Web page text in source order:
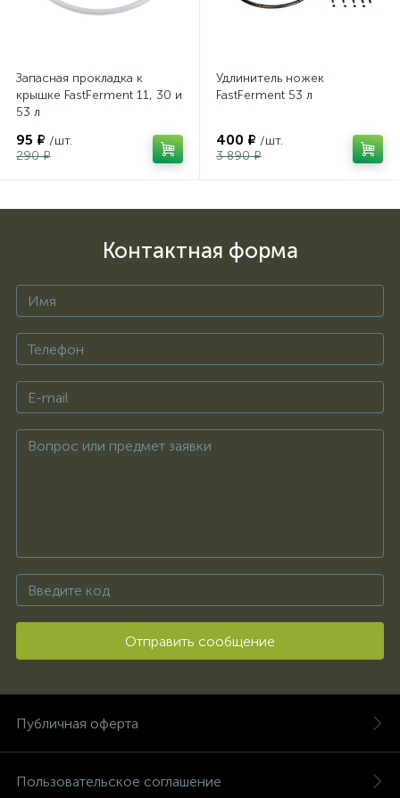
Запасная прокладка к
крышке FastFerment 11, 30 и
53 л
95 ₽ /шт.
290 ₽
Удлинитель ножек
FastFerment 53 л
400 ₽ /шт.
3 890 ₽
Контактная форма
Отправить сообщение
Публичная оферта
Пользовательское соглашение